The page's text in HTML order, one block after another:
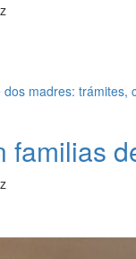
familias